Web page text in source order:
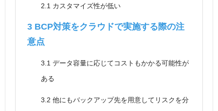
2.1 カスタマイズ性が低い
3 BCP対策をクラウドで実施する際の注
意点
3.1 データ容量に応じてコストもかかる可能性が
ある
3.2 他にもバックアップ先を用意してリスクを分